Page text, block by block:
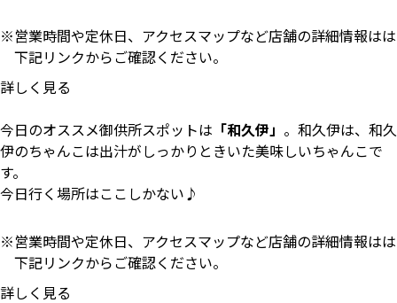
営業時間や定休日、アクセスマップなど店舗の詳細情報はは
下記リンクからご確認ください。
詳しく見る
今日のオススメ御供所スポットは 「和久伊」 。和久伊は、和久
伊のちゃんこは出汁がしっかりときいた美味しいちゃんこで
す。
今日行く場所はここしかない♪
営業時間や定休日、アクセスマップなど店舗の詳細情報はは
下記リンクからご確認ください。
詳しく見る